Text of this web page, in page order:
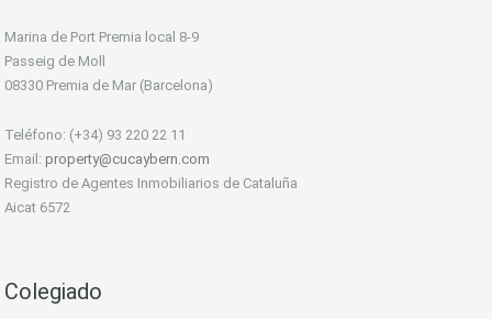
Marina de Port Premia local 8-9
Passeig de Moll
08330 Premia de Mar (Barcelona)
Teléfono: (+34) 93 220 22 11
Email: property@cucaybern.com
Registro de Agentes Inmobiliarios de Cataluña
Aicat 6572
Colegiado